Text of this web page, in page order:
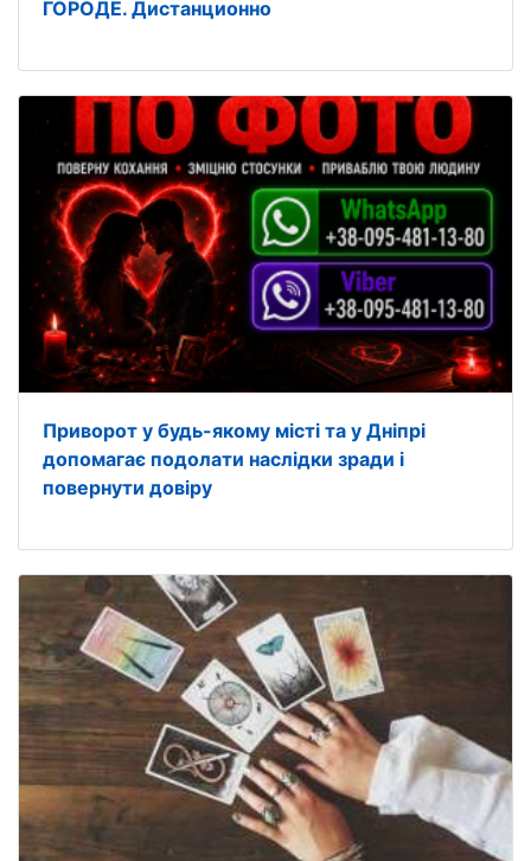
ГОРОДЕ. Дистанционно
Приворот у будь-якому місті та у Дніпрі
допомагає подолати наслідки зради і
повернути довіру